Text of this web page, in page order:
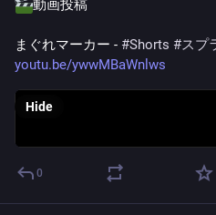
動画投稿
まぐれマーカー - #Shorts #スプ
youtu.be/ywwMBaWnlws
Hide
0